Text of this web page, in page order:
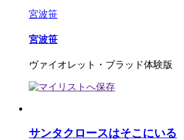
宮波笹
宮波笹
ヴァイオレット・ブラッド体験版
サンタクロースはそこにいる